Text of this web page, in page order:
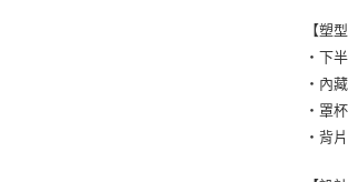
【塑
・下
・內
・罩
・背